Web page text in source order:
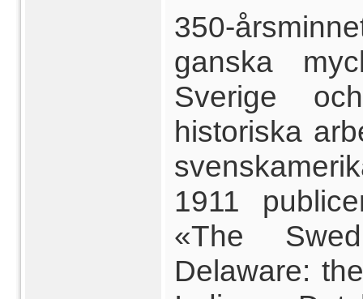
350-
ganska
Sverige
historiska
1911
«The
Delaware: